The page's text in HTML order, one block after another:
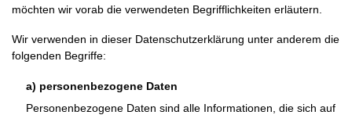
möchten wir vorab die verwendeten Begrifflichkeiten erläutern.
Wir verwenden in dieser Datenschutzerklärung unter anderem die
folgenden Begriffe:
a) personenbezogene Daten
Personenbezogene Daten sind alle Informationen, die sich auf